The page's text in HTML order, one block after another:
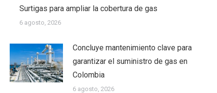
Surtigas para ampliar la cobertura de gas
6 agosto, 2026
Concluye mantenimiento clave para
garantizar el suministro de gas en
Colombia
6 agosto, 2026